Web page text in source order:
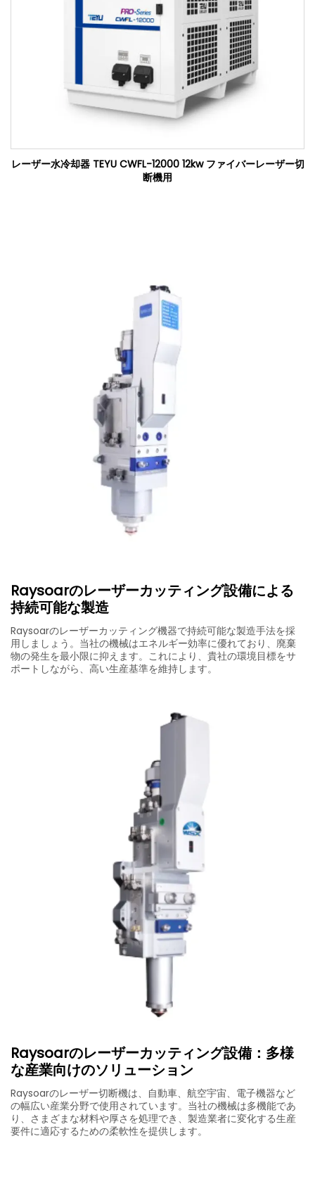
レーザー水冷却器 TEYU CWFL-12000 12kw ファイバーレーザー切
断機用
Raysoarのレーザーカッティング設備による
持続可能な製造
Raysoarのレーザーカッティング機器で持続可能な製造手法を採
用しましょう。当社の機械はエネルギー効率に優れており、廃棄
物の発生を最小限に抑えます。これにより、貴社の環境目標をサ
ポートしながら、高い生産基準を維持します。
Raysoarのレーザーカッティング設備：多様
な産業向けのソリューション
Raysoarのレーザー切断機は、自動車、航空宇宙、電子機器など
の幅広い産業分野で使用されています。当社の機械は多機能であ
り、さまざまな材料や厚さを処理でき、製造業者に変化する生産
要件に適応するための柔軟性を提供します。